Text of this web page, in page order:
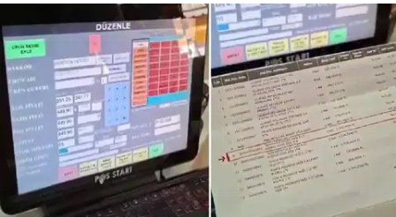
Bingöl
Bitlis
Bolu
Burdur
Bursa
Çanakkale